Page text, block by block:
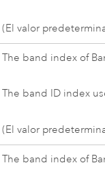
(El valor
The band index of
The band ID index
(El valor
The band index of